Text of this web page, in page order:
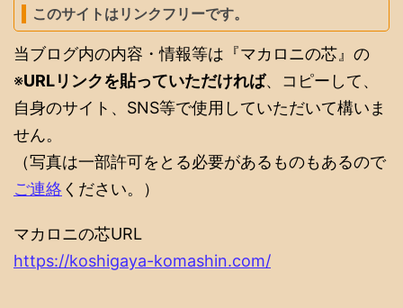
このサイトはリンクフリーです。
当ブログ内の内容・情報等は『マカロニの芯』の
※URLリンクを貼っていただければ、コピーして、
自身のサイト、SNS等で使用していただいて構いま
せん。
（写真は一部許可をとる必要があるものもあるので
ご連絡 ください。）
マカロニの芯URL
https://koshigaya-komashin.com/